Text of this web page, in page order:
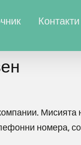
Контакти
Мисията
номера,